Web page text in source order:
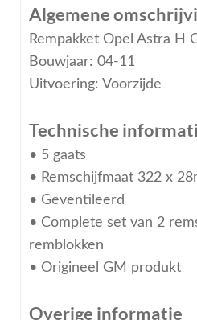
Algemene
Rempakket Opel Astra H
Bouwjaar: 04-11
Uitvoering: Voorzijde
Technische
• 5 gaats
• Remschijfmaat 322 x
• Geventileerd
• Complete set van 2
remblokken
• Origineel GM produkt
Overige informatie